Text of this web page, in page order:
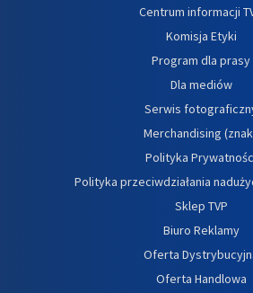
Centrum informacji
Komisja Etyki
Program dla prasy
Dla mediów
Serwis
Merchandising
Polityka
Polityka przeciwdziałania
Sklep TVP
Biuro Reklamy
Oferta
Oferta Handlowa